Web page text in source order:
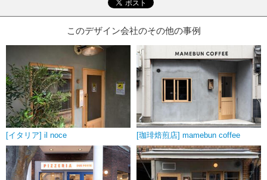
このデザイン会社のその他の事例
[イタリア] il noce [珈琲焙煎店] mamebun coffee